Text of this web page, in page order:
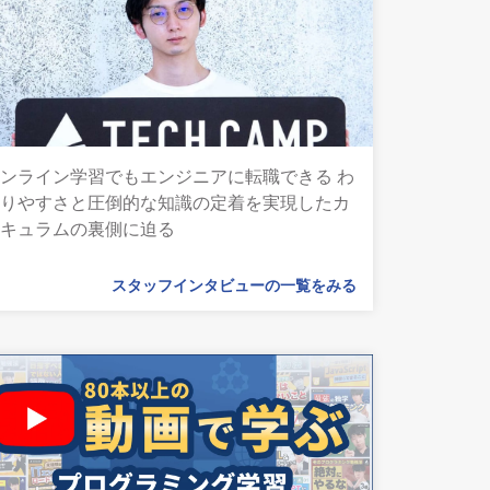
ライン学習でもエンジニアに転職できる わ
やすさと圧倒的な知識の定着を実現したカ
ュラムの裏側に迫る
スタッフインタビューの一覧をみる